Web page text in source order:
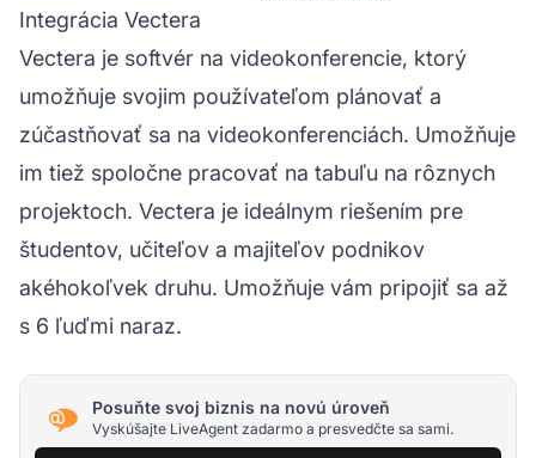
Integrácia Vectera
Vectera je softvér na videokonferencie, ktorý
umožňuje svojim používateľom plánovať a
zúčastňovať sa na videokonferenciách. Umožňuje
im tiež spoločne pracovať na tabuľu na rôznych
projektoch. Vectera je ideálnym riešením pre
študentov, učiteľov a majiteľov podnikov
akéhokoľvek druhu. Umožňuje vám pripojiť sa až
s 6 ľuďmi naraz.
Posuňte svoj biznis na novú úroveň
Vyskúšajte LiveAgent zadarmo a presvedčte sa sami.